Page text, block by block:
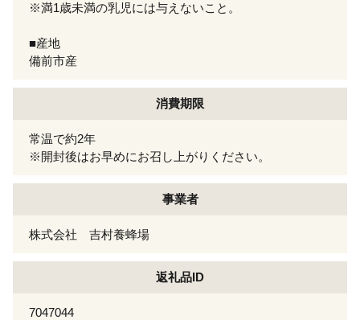
※満1歳未満の乳児には与えないこと。
■産地
備前市産
消費期限
常温で約2年
※開封後はお早めにお召し上がりください。
事業者
株式会社 吉村養蜂場
返礼品ID
7047044